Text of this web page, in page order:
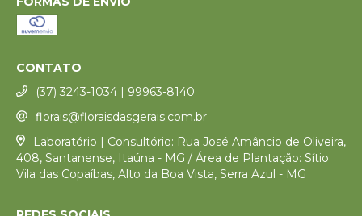
CONTATO
(37) 3243-1034 | 99963-8140
florais@floraisdasgerais.com.br
Laboratório | Consultório: Rua José Amâncio de Oliveira,
408, Santanense, Itaúna - MG / Área de Plantação: Sítio
Vila das Copaíbas, Alto da Boa Vista, Serra Azul - MG